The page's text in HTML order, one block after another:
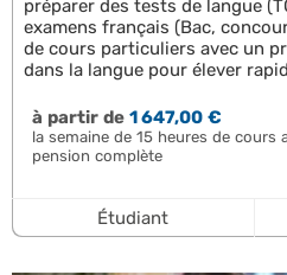
préparer des tests de langue
examens français (Bac,
de cours particuliers avec un
dans la langue pour élever
à partir de1 647,00 €
la semaine de 15 heures de cours
pension complète
Étudiant